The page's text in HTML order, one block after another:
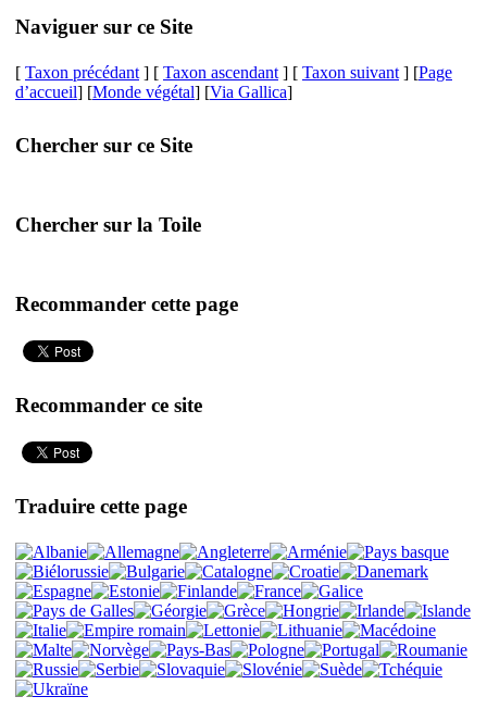
Naviguer sur ce Site
[ Taxon précédant ] [ Taxon ascendant ] [ Taxon suivant ] [Page
d’accueil] [Monde végétal] [Via Gallica]
Chercher sur ce Site
Chercher sur la Toile
Recommander cette page
Recommander ce site
Traduire cette page